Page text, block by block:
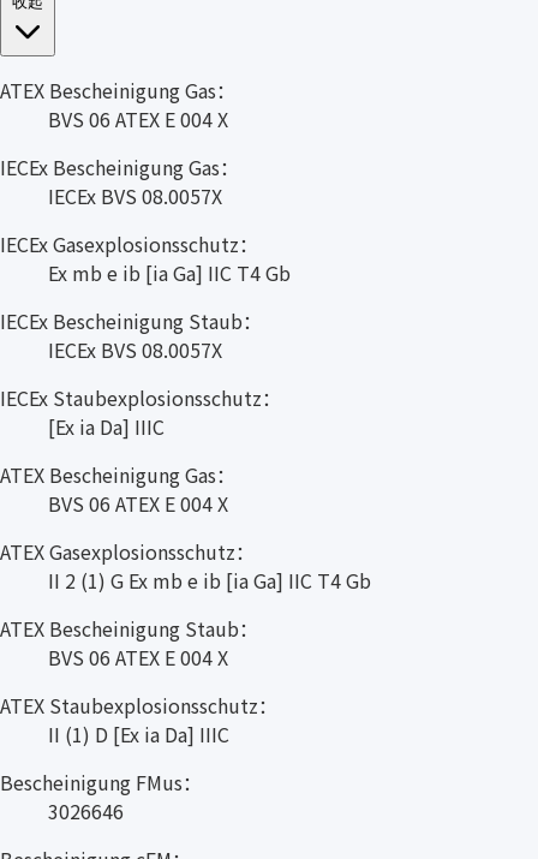
ATEX Bescheinigung Gas：
BVS 06 ATEX E 004 X
IECEx Bescheinigung Gas：
IECEx BVS 08.0057X
IECEx Gasexplosionsschutz：
Ex mb e ib [ia Ga] IIC T4 Gb
IECEx Bescheinigung Staub：
IECEx BVS 08.0057X
IECEx Staubexplosionsschutz：
[Ex ia Da] IIIC
ATEX Bescheinigung Gas：
BVS 06 ATEX E 004 X
ATEX Gasexplosionsschutz：
II 2 (1) G Ex mb e ib [ia Ga] IIC T4 Gb
ATEX Bescheinigung Staub：
BVS 06 ATEX E 004 X
ATEX Staubexplosionsschutz：
II (1) D [Ex ia Da] IIIC
Bescheinigung FMus：
3026646